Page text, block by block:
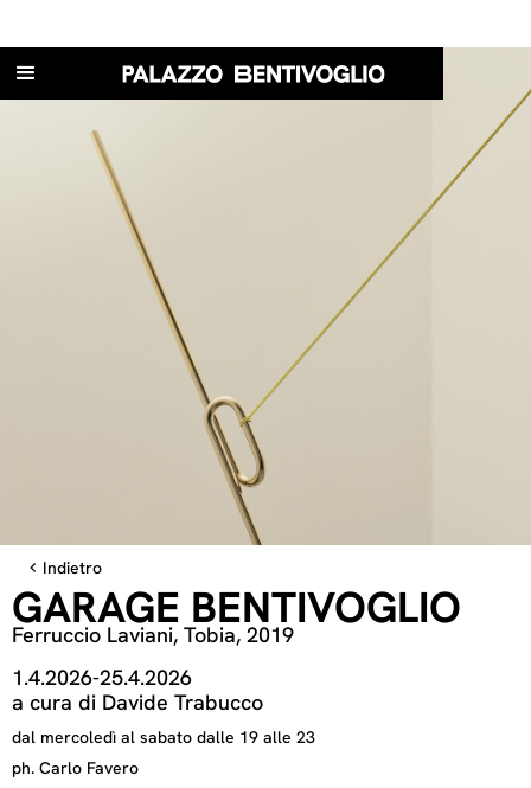
Indietro
GARAGE BENTIVOGLIO
Ferruccio Laviani, Tobia, 2019
1.4.2026-25.4.2026
a cura di Davide Trabucco
dal mercoledì al sabato dalle 19 alle 23
ph. Carlo Favero